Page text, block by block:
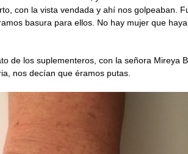
con la vista vendada y ahí nos golpeaban.
basura para ellos. No hay mujer que
de los suplementeros, con la señora Mireya
nos decían que éramos putas.